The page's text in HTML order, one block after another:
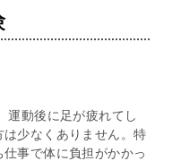
運動後に足が疲れてし
少なくありません。特
事で体に負担がかかっ